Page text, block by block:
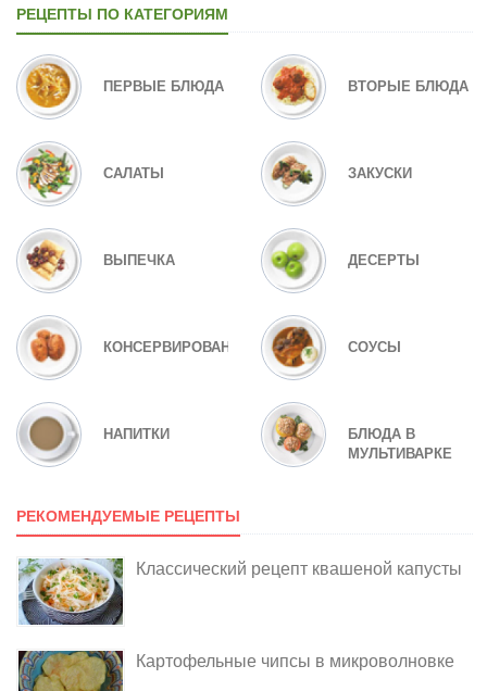
РЕЦЕПТЫ ПО КАТЕГОРИЯМ
ПЕРВЫЕ БЛЮДА ВТОРЫЕ БЛЮДА
САЛАТЫ ЗАКУСКИ
ВЫПЕЧКА ДЕСЕРТЫ
КОНСЕРВИРОВАНИЕ СОУСЫ
НАПИТКИ
БЛЮДА В
МУЛЬТИВАРКЕ
РЕКОМЕНДУЕМЫЕ РЕЦЕПТЫ
Классический рецепт квашеной капусты
Картофельные чипсы в микроволновке